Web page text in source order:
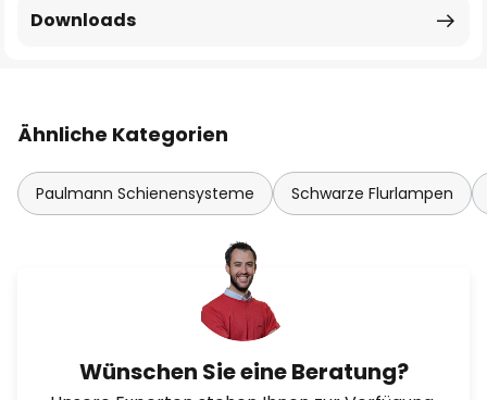
Downloads
Ähnliche Kategorien
Paulmann Schienensysteme Schwarze Flurlampen
Wünschen Sie eine Beratung?